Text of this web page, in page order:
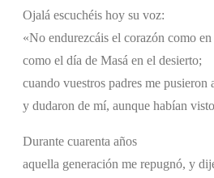
Ojalá escuchéis hoy su voz:
«No endurezcáis el corazón como
como el día de Masá en el desierto;
cuando vuestros padres me pusieron
y dudaron de mí, aunque habían
Durante cuarenta años
aquella generación me repugnó, y